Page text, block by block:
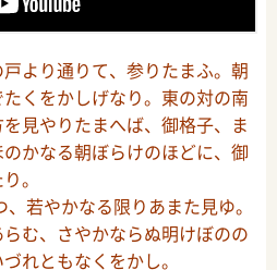
より通りて、参りたまふ。朝
くをかしげなり。東の対の南
見やりたまへば、御格子、ま
かなる朝ぼらけのほどに、御
。
若やかなる限りあまた見ゆ。
む、さやかならぬ明けぼのの
れともなくをかし。